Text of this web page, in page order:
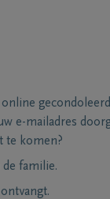
e-mailadres
te komen?
familie.